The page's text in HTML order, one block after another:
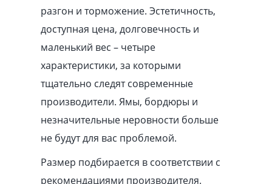
разгон и торможение. Эстетичность,
доступная цена, долговечность и
маленький вес – четыре
характеристики, за которыми
тщательно следят современные
производители. Ямы, бордюры и
незначительные неровности больше
не будут для вас проблемой.
Размер подбирается в соответствии с
рекомендациями производителя.